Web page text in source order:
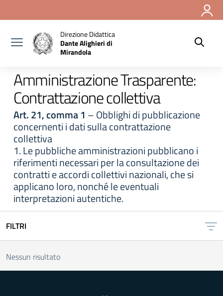
Direzione Didattica
Dante Alighieri di
Mirandola
Amministrazione Trasparente:
Contrattazione collettiva
Art. 21, comma 1 – Obblighi di pubblicazione
concernenti i dati sulla contrattazione
collettiva
1. Le pubbliche amministrazioni pubblicano i
riferimenti necessari per la consultazione dei
contratti e accordi collettivi nazionali, che si
applicano loro, nonché le eventuali
interpretazioni autentiche.
FILTRI
Nessun risultato